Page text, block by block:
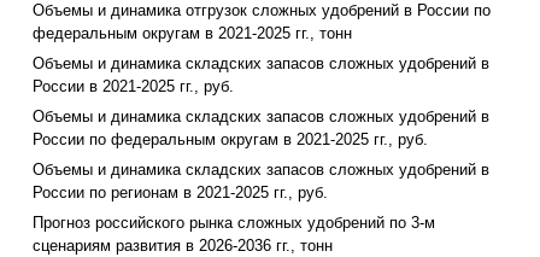
Объемы и динамика отгрузок сложных удобрений в России по
федеральным округам в 2021-2025 гг., тонн
Объемы и динамика складских запасов сложных удобрений в
России в 2021-2025 гг., руб.
Объемы и динамика складских запасов сложных удобрений в
России по федеральным округам в 2021-2025 гг., руб.
Объемы и динамика складских запасов сложных удобрений в
России по регионам в 2021-2025 гг., руб.
Прогноз российского рынка сложных удобрений по 3-м
сценариям развития в 2026-2036 гг., тонн